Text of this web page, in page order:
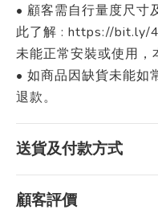
• 顧客需自行量度尺寸
此了解 : https://bit.ly/
未能正常安裝或使用，
• 如商品因缺貨未能如
退款。
送貨及付款方式
顧客評價